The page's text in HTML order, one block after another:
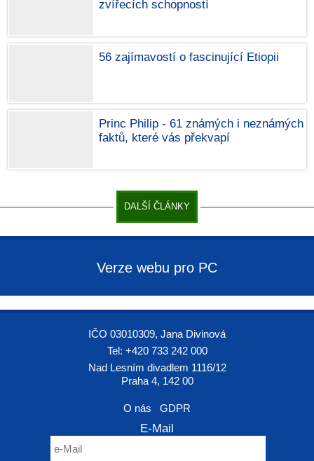
zvířecích schopností
56 zajímavostí o fascinující Etiopii
Princ Philip - 61 známých i neznámých
faktů, které vás překvapí
DALŠÍ ČLÁNKY
Verze webu pro PC
IČO 03010309, Jana Divinová
Tel: +420 733 242 000
Nad Lesním divadlem 1116/12
Praha 4, 142 00
O nás GDPR
E-Mail